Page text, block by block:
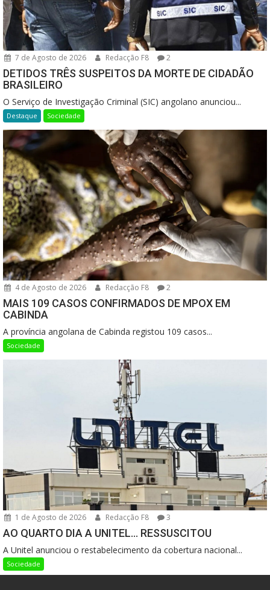
7 de Agosto de 2026 Redacção F8 2
DETIDOS TRÊS SUSPEITOS DA MORTE DE CIDADÃO
BRASILEIRO
O Serviço de Investigação Criminal (SIC) angolano anunciou...
Destaque Sociedade
4 de Agosto de 2026 Redacção F8 2
MAIS 109 CASOS CONFIRMADOS DE MPOX EM
CABINDA
A província angolana de Cabinda registou 109 casos...
Sociedade
1 de Agosto de 2026 Redacção F8 3
AO QUARTO DIA A UNITEL… RESSUSCITOU
A Unitel anunciou o restabelecimento da cobertura nacional...
Sociedade